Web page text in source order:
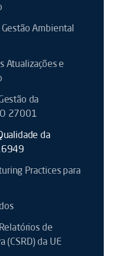
Ambiental
Atualizações e
da
27001
da
Practices para
de
(CSRD) da UE